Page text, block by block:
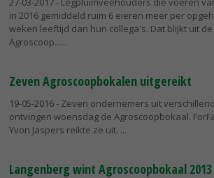
in 2016 gemiddeld ruim 6 eieren meer per
weken leeftijd dan hun collega's. Dat blijkt uit
Agroscoop...
Zeven Agroscoopbokalen uitgereikt
19-05-2016- Zeven ondernemers uit
ontvingen woensdag de Agroscoopbokaal.
Yvon Jaspers reikte ze uit.
Langenberg wint Agroscoopbokaal 2013